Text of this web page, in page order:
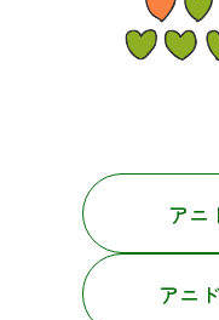
アニ
アニ